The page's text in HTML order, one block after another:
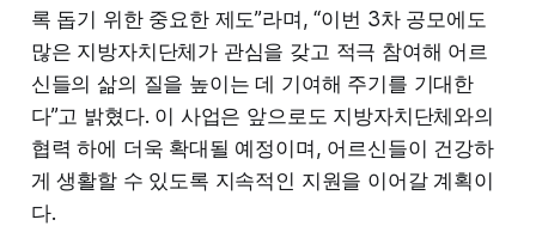
록 돕기 위한 중요한 제도”라며, “이번 3차 공모에도
많은 지방자치단체가 관심을 갖고 적극 참여해 어르
신들의 삶의 질을 높이는 데 기여해 주기를 기대한
다”고 밝혔다. 이 사업은 앞으로도 지방자치단체와의
협력 하에 더욱 확대될 예정이며, 어르신들이 건강하
게 생활할 수 있도록 지속적인 지원을 이어갈 계획이
다.